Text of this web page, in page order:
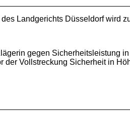
Landgerichts Düsseldorf wird
gegen Sicherheitsleistung
Vollstreckung Sicherheit in